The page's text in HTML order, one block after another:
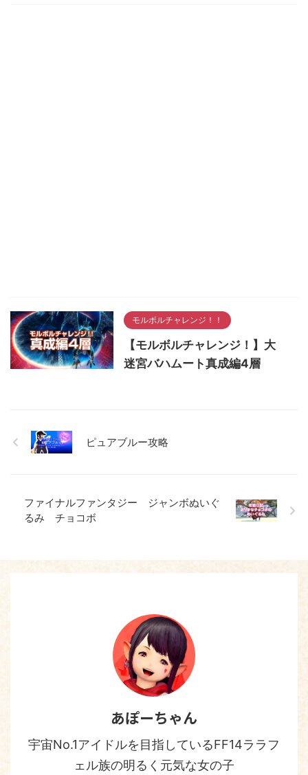
モルボルチャレンジ！！
【モルボルチャレンジ！】大
迷宮バハムート真成編4層
ピュアブルー攻略
ファイナルファンタジー ジャンボぬいぐ
るみ チョコボ
あぽーちゃん
宇宙No.1アイドルを目指しているFF14ララフ
ェル族の明るく元気な女の子